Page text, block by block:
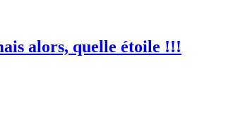
alors, quelle étoile !!!